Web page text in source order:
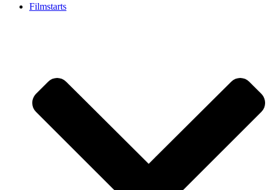
Filmstarts